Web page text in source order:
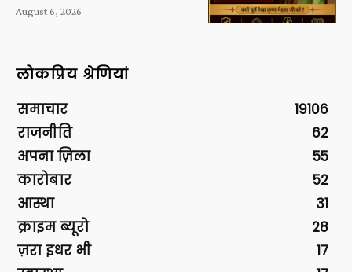
August 6, 2026
लोकप्रिय श्रेणियां
समाचार
19106
राजनीति
62
अपना ज़िला
55
कारोबार
52
आस्था
31
क्राइम ब्यूरो
28
ज़रा इधर भी
17